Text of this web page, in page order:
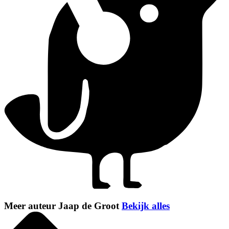
Meer auteur Jaap de Groot Bekijk alles